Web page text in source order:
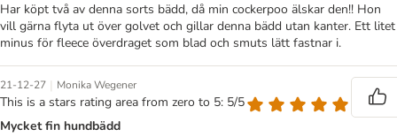
Har köpt två av denna sorts bädd, då min cockerpoo älskar den!! Hon
vill gärna flyta ut över golvet och gillar denna bädd utan kanter. Ett litet
minus för fleece överdraget som blad och smuts lätt fastnar i.
21-12-27 | Monika Wegener
This is a stars rating area from zero to 5: 5/5
Mycket fin hundbädd